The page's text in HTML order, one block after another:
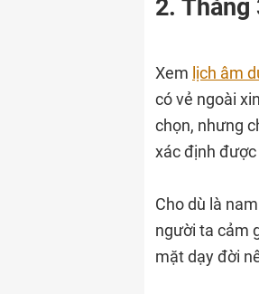
2. Tháng
Xem lịch âm
có vẻ ngoài
chọn, nhưng
xác định
Cho dù là
người ta cảm
mặt dạy đời